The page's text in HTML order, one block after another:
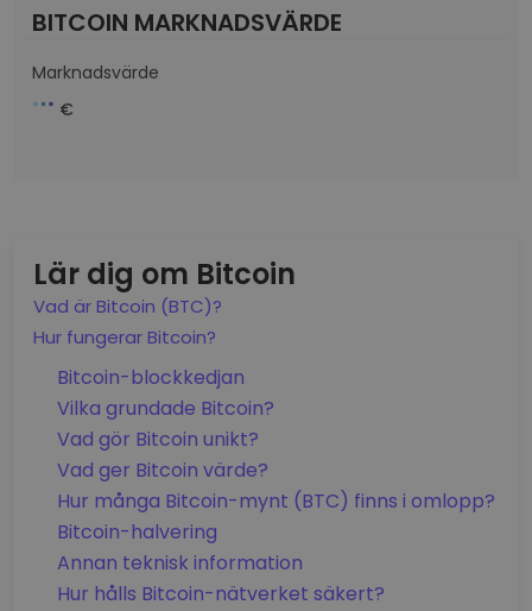
Lär dig om Bitcoin
Vad är Bitcoin (BTC)?
Hur fungerar Bitcoin?
Bitcoin-blockkedjan
Vilka grundade Bitcoin?
Vad gör Bitcoin unikt?
Vad ger Bitcoin värde?
Hur många Bitcoin-mynt (BTC) finns i omlopp?
Bitcoin-halvering
Annan teknisk information
Hur hålls Bitcoin-nätverket säkert?
BITCOIN MARKNADSVÄRDE
Marknadsvärde
€